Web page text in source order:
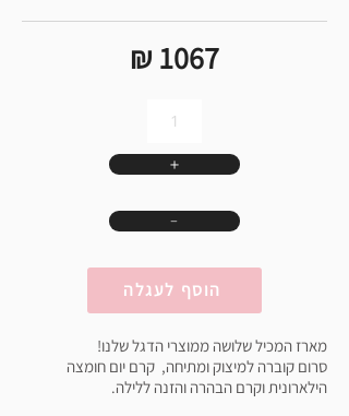
₪ 1067
＋
﹣
הוסף לעגלה
מארז המכיל שלושה ממוצרי הדגל שלנו!
סרום קוברה למיצוק ומתיחה, קרם יום חומצה
הילארונית וקרם הבהרה והזנה ללילה.